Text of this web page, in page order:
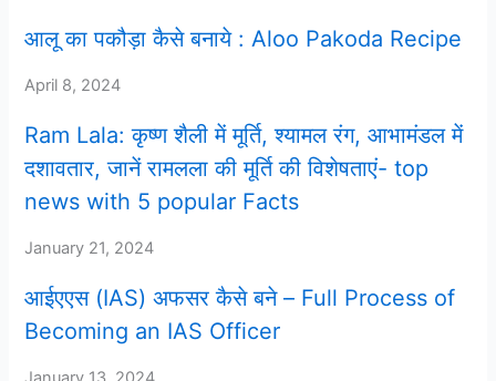
आलू का पकौड़ा कैसे बनाये : Aloo Pakoda Recipe
April 8, 2024
Ram Lala: कृष्ण शैली में मूर्ति, श्यामल रंग, आभामंडल में
दशावतार, जानें रामलला की मूर्ति की विशेषताएं- top
news with 5 popular Facts
January 21, 2024
आईएएस (IAS) अफसर कैसे बने – Full Process of
Becoming an IAS Officer